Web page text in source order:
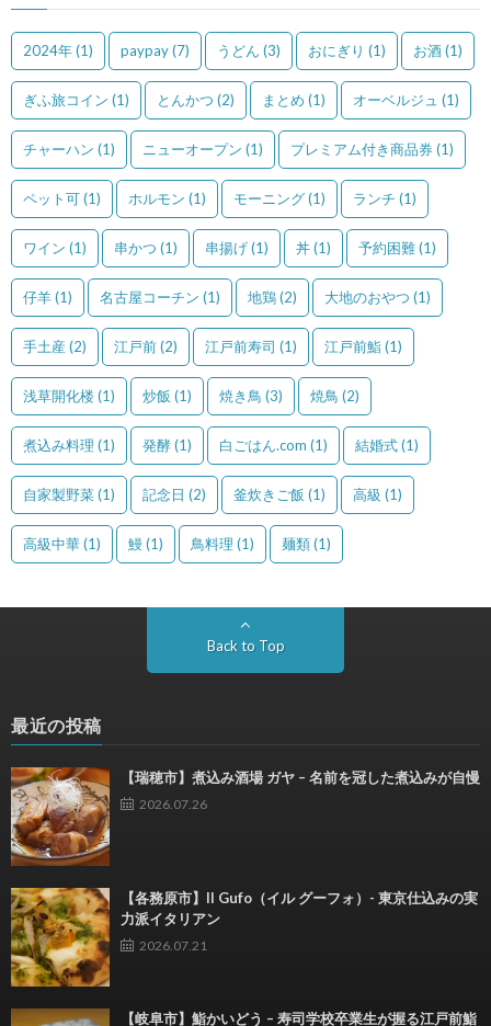
2024年(1) paypay(7) うどん (3) おにぎり (1) お酒(1)
ぎふ旅コイン (1) とんかつ (2) まとめ (1) オーベルジュ (1)
チャーハン (1) ニューオープン (1) プレミアム付き商品券(1)
ペット可(1) ホルモン (1) モーニング(1) ランチ (1)
ワイン (1) 串かつ (1) 串揚げ(1) 丼(1) 予約困難(1)
仔羊(1) 名古屋コーチン (1) 地鶏(2) 大地のおやつ (1)
手土産 (2) 江戸前(2) 江戸前寿司 (1) 江戸前鮨(1)
浅草開化楼(1) 炒飯 (1) 焼き鳥 (3) 焼鳥 (2)
煮込み料理 (1) 発酵(1) 白ごはん.com (1) 結婚式(1)
自家製野菜(1) 記念日 (2) 釜炊きご飯 (1) 高級 (1)
高級中華(1) 鰻(1) 鳥料理 (1) 麺類(1)
Back to Top
最近の投稿
【瑞穂市】煮込み酒場 ガヤ – 名前を冠した煮込みが自慢
2026.07.26
【各務原市】Il Gufo（イル グーフォ）- 東京仕込みの実
力派イタリアン
2026.07.21
【岐阜市】鮨かいどう – 寿司学校卒業生が握る江戸前鮨